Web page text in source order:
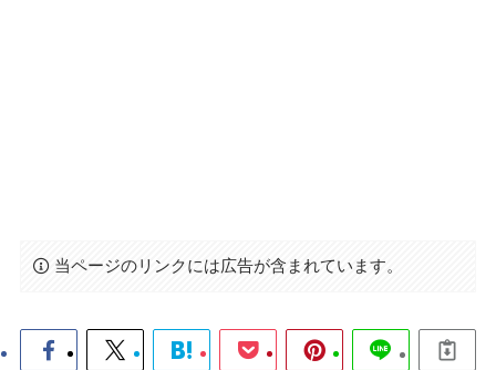
当ページのリンクには広告が含まれています。